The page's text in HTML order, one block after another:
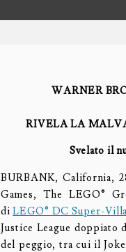
WARNER
RIVELA LA
Svelato il
BURBANK, California,
Games, The LEGO®
diLEGO® DC Super-
Justice League doppiato
del peggio, tra cui il